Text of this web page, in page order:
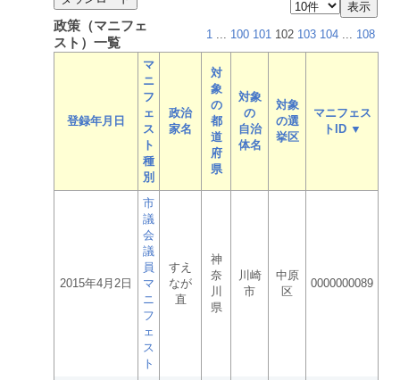
政策（マニフェ
スト）一覧
1 ... 100 101 102 103 104 ... 108
登録年月日
マ
ニ
フ
ェ
ス
ト
種
別
政治
家名
対
象
の
都
道
府
県
対象
の
自治
体名
対象
の選
挙区
マニフェス
トID ▼
2015年4月2日
市
議
会
議
員
マ
ニ
フ
ェ
ス
ト
すえ
なが
直
神
奈
川
県
川崎
市
中原
区
0000000089